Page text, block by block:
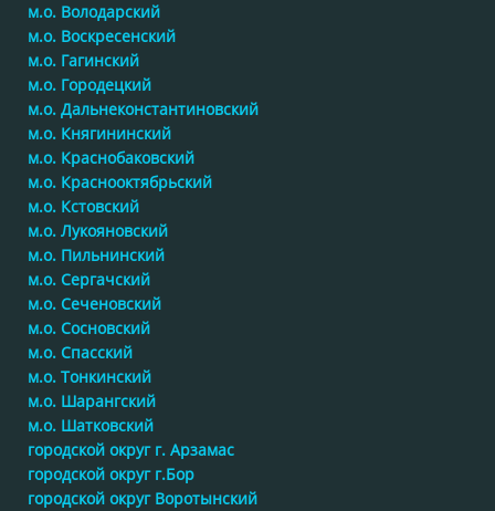
м.о. Володарский
м.о. Воскресенский
м.о. Гагинский
м.о. Городецкий
м.о. Дальнеконстантиновский
м.о. Княгининский
м.о. Краснобаковский
м.о. Краснооктябрьский
м.о. Кстовский
м.о. Лукояновский
м.о. Пильнинский
м.о. Сергачский
м.о. Сеченовский
м.о. Сосновский
м.о. Спасский
м.о. Тонкинский
м.о. Шарангский
м.о. Шатковский
городской округ г. Арзамас
городской округ г.Бор
городской округ Воротынский